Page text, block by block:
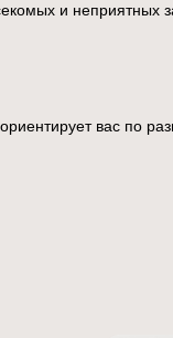
и неприятных
вас по